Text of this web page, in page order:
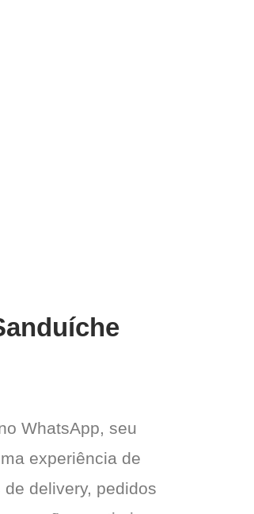
WhatsApp, seu
experiência de
delivery, pedidos